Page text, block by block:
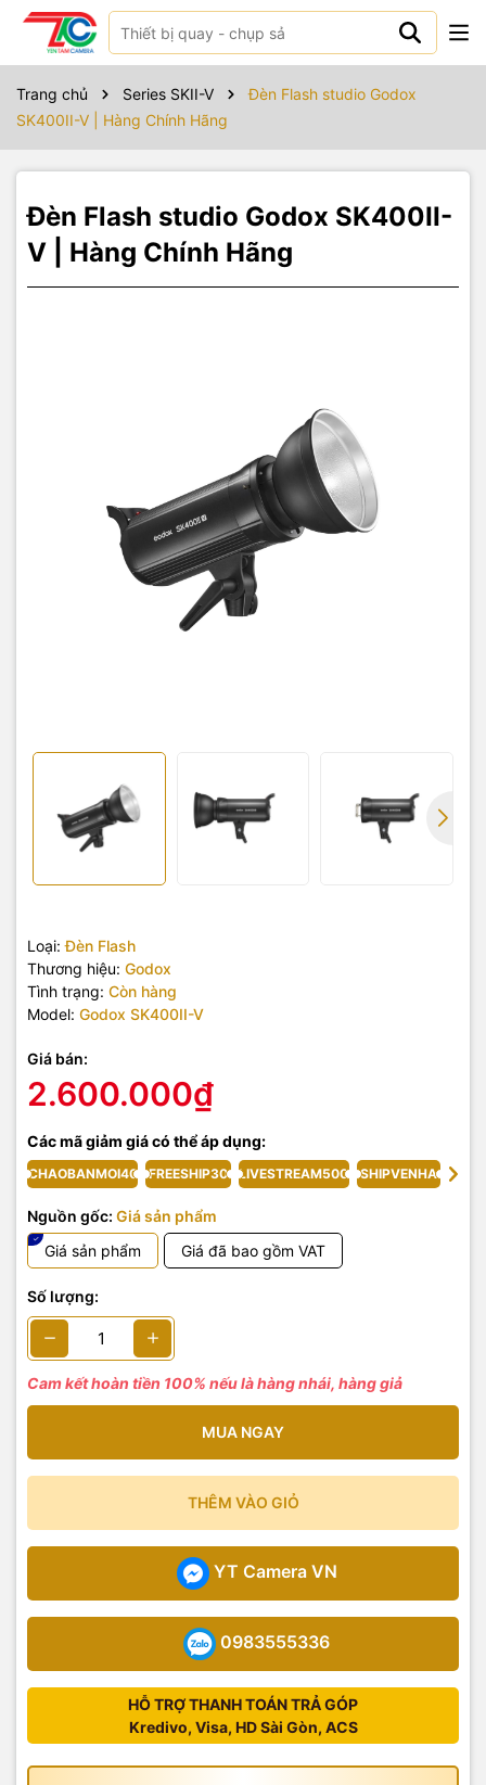
Trang chủ Series SKII-V
Đèn Flash studio Godox
SK400II-V | Hàng Chính Hãng
Đèn Flash studio Godox SK400II-
V | Hàng Chính Hãng
Loại: Đèn Flash
Thương hiệu: Godox
Tình trạng: Còn hàng
Model: Godox SK400II-V
Giá bán:
2.600.000₫
Các mã giảm giá có thể áp dụng:
CHAOBANMOI40 FREESHIP30 LIVESTREAM500 SHIPVENHA
Nguồn gốc: Giá sản phẩm
Giá sản phẩm
Giá đã bao gồm VAT
Số lượng:
Cam kết hoàn tiền 100% nếu là hàng nhái, hàng giả
MUA NGAY
THÊM VÀO GIỎ
YT Camera VN
0983555336
HỖ TRỢ THANH TOÁN TRẢ GÓP
Kredivo, Visa, HD Sài Gòn, ACS
Sản phẩm bao gồm